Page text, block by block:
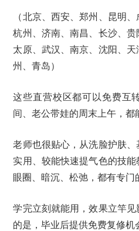
（北京、西安、郑州、昆明
杭州、济南、南昌、长沙、贵
太原、武汉、南京、沈阳、
州、青岛）
这些直营校区都可以免费互
间、老公带娃的周末上午，都
老师也很贴心，从洗脸护肤
实用、较能快速提气色的技
眼圈、暗沉、松弛，都有专门
学完立刻就能用，效果立竿
的是，毕业后提供免费复修机